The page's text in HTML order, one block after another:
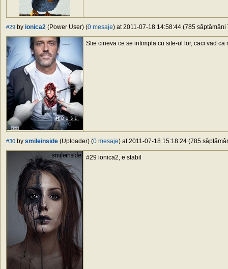
#29 by ionica2 (Power User) (0 mesaje) at 2011-07-18 14:58:44 (785 săptămâni
Stie cineva ce se intimpla cu site-ul lor, caci vad
#30 by smileinside (Uploader) (0 mesaje) at 2011-07-18 15:18:24 (785
#29 ionica2, e stabil